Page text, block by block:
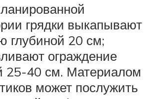
грядки выкапывают
глубиной 20 см;
ограждение
25-40 см. Материалом
может послужить